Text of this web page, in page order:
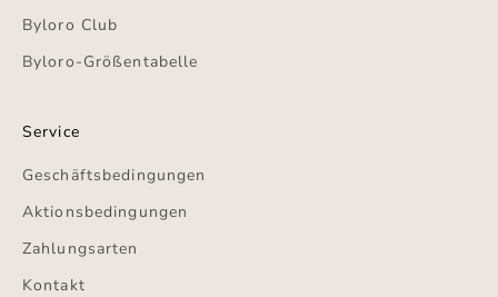
Byloro Club
Byloro-Größentabelle
Service
Geschäftsbedingungen
Aktionsbedingungen
Zahlungsarten
Kontakt